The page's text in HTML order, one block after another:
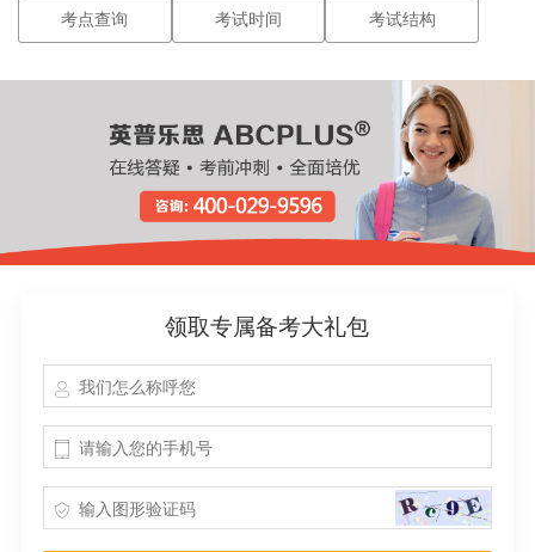
考点查询 考试时间 考试结构
领取专属备考大礼包